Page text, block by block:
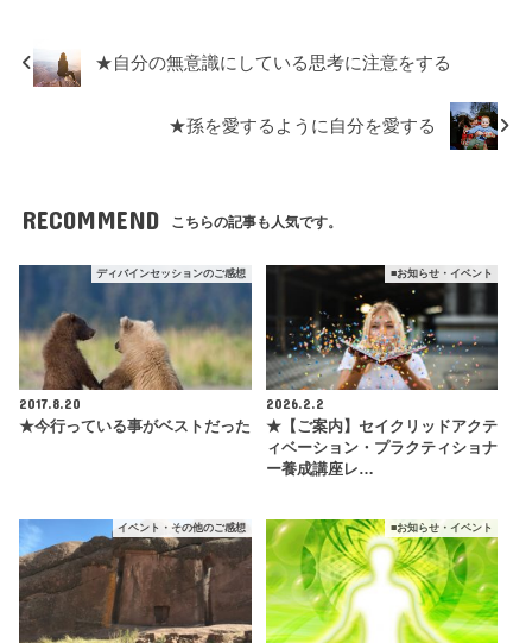
★自分の無意識にしている思考に注意をする
★孫を愛するように自分を愛する
RECOMMEND こちらの記事も人気です。
ディバインセッションのご感想
2017.8.20
★今行っている事がベストだった
■お知らせ・イベント
2026.2.2
★【ご案内】セイクリッドアクテ
ィベーション・プラクティショナ
ー養成講座レ…
イベント・その他のご感想 ■お知らせ・イベント